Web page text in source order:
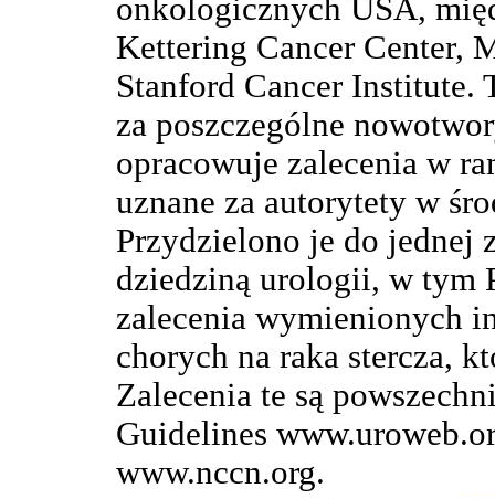
onkologicznych USA,
Kettering Cancer Center,
Stanford Cancer Institute.
za poszczególne
opracowuje zalecenia w
uznane za autorytety w
Przydzielono je do jednej
dziedziną urologii, w tym
zalecenia wymienionych
chorych na raka stercza,
Zalecenia te są
Guidelines
www.nccn.org.